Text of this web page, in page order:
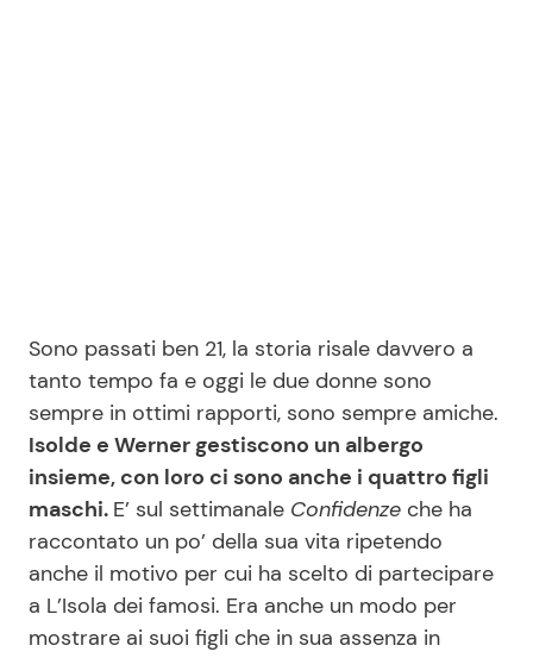
Sono passati ben 21, la storia risale davvero a
tanto tempo fa e oggi le due donne sono
sempre in ottimi rapporti, sono sempre amiche.
Isolde e Werner gestiscono un albergo
insieme, con loro ci sono anche i quattro figli
maschi. E’ sul settimanale Confidenze che ha
raccontato un po’ della sua vita ripetendo
anche il motivo per cui ha scelto di partecipare
a L’Isola dei famosi. Era anche un modo per
mostrare ai suoi figli che in sua assenza in